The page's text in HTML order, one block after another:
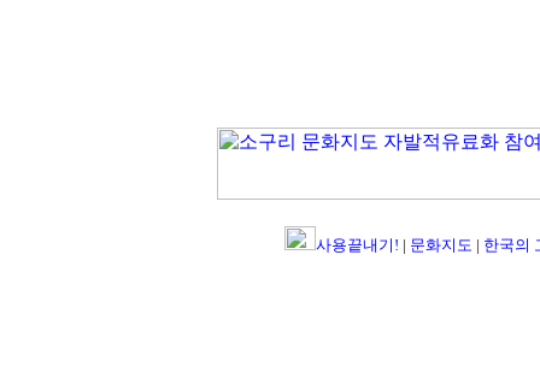
사용끝내기! | 문화지도 | 한국의